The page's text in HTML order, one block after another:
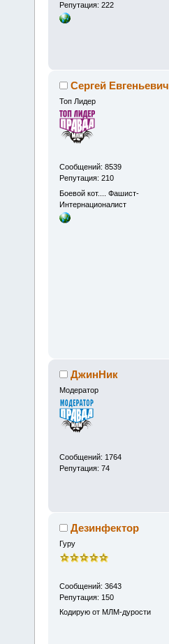
Репутация: 222
Сергей Евгеньевич
Топ Лидер
Сообщений: 8539
Репутация: 210
Боевой кот.... Фашист-
Интернационалист
ДжинНик
Модератор
Сообщений: 1764
Репутация: 74
Дезинфектор
Гуру
Сообщений: 3643
Репутация: 150
Кодирую от МЛМ-дурости